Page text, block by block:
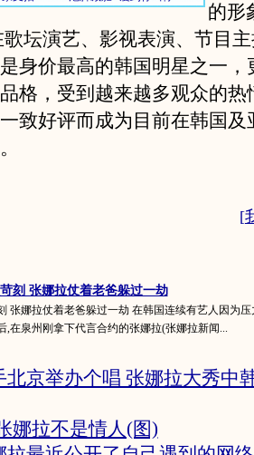
的形
坛演艺、影视表演、节目
身价最高的韩国明星之一，
格，受到越来越多观众的热
致好评而成为目前在韩国及
[
刻 张娜拉仗着老爸躲过一劫
张娜拉仗着老爸躲过一劫 在韩国连续有艺人因为
,在泉州刚拿下代言合约的张娜拉(张娜拉新闻...
北京举办个唱 张娜拉大秀中
娜拉不是情人(图)